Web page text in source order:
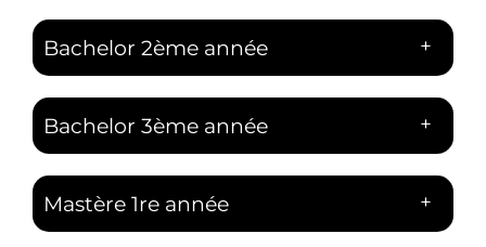
Bachelor 2ème année +
Bachelor 3ème année +
Mastère 1re année +